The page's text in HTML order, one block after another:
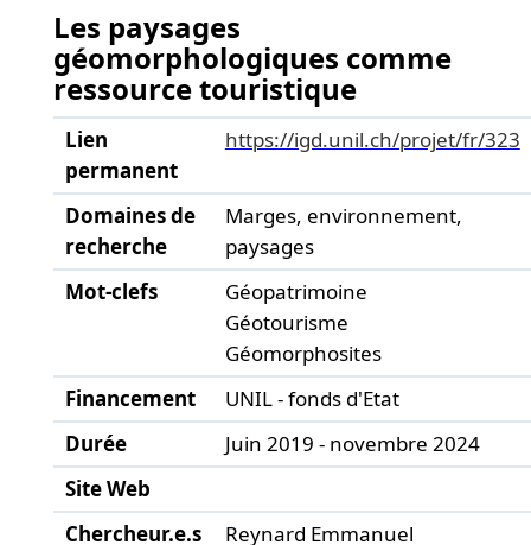
Les paysages
géomorphologiques comme
ressource touristique
Lien
permanent
https://igd.unil.ch/projet/fr/323
Domaines de
recherche
Marges, environnement,
paysages
Mot-clefs
Géopatrimoine
Géotourisme
Géomorphosites
Financement
UNIL - fonds d'Etat
Durée
Juin 2019 - novembre 2024
Site Web
Chercheur.e.s
Reynard Emmanuel